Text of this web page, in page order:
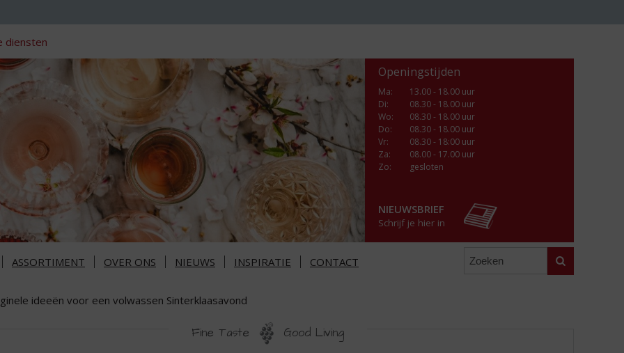
diensten
Openingstijden
Ma:
13.00 - 18.00 uur
Di:
08.30 - 18.00 uur
Wo:
08.30 - 18.00 uur
Do:
08.30 - 18.00 uur
Vr:
08.30 - 18:00 uur
Za:
08.00 - 17.00 uur
Zo:
gesloten
NIEUWSBRIEF
Schrijf je hier in
ASSORTIMENT OVER ONS NIEUWS INSPIRATIE CONTACT Zoeken
ideeën voor een volwassen Sinterklaasavond
Fine Taste Good Living